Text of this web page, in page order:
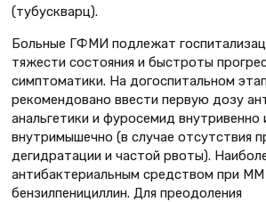
(тубускварц).
Больные ГФМИ подлежат
тяжести состояния и быстроты
симптоматики. На догоспитальном
рекомендовано ввести первую дозу
анальгетики и фуросемид внутривенно
внутримышечно (в случае отсутствия
дегидратации и частой рвоты).
антибактериальным средством при ММ
бензилпенициллин. Для преодоления